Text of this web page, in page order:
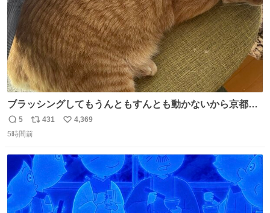
ブラッシングしてもうんともすんとも動かないから京都の
寺にある庭みたいになってる
返
信
5
リ
ポ
ト
数
431
い
数
4,369
5時間前